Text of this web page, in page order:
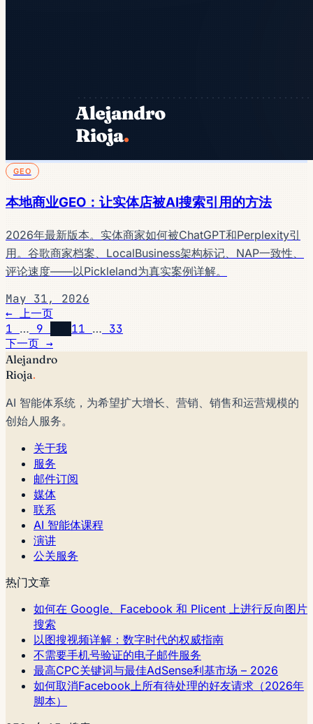
GEO
本地商业GEO：让实体店被AI搜索引用的方法
2026年最新版本。实体商家如何被ChatGPT和Perplexity引
用。谷歌商家档案、LocalBusiness架构标记、NAP一致性、
评论速度——以Pickleland为真实案例详解。
May 31, 2026
← 上一页
1 … 9 11 … 33
下一页 →
Alejandro
Rioja.
AI 智能体系统，为希望扩大增长、营销、销售和运营规模的
创始人服务。
关于我
服务
邮件订阅
媒体
联系
AI 智能体课程
演讲
公关服务
热门文章
如何在 Google、Facebook 和 Plicent 上进行反向图片
搜索
以图搜视频详解：数字时代的权威指南
不需要手机号验证的电子邮件服务
最高CPC关键词与最佳AdSense利基市场 – 2026
如何取消Facebook上所有待处理的好友请求（2026年
脚本）